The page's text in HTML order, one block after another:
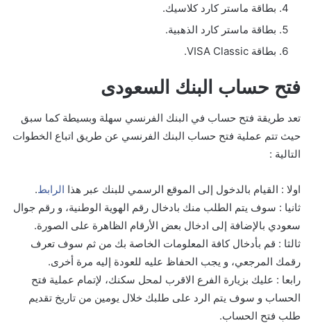
بطاقة ماستر كارد كلاسيك.
بطاقة ماستر كارد الذهبية.
بطاقة VISA Classic.
فتح حساب البنك السعودى
تعد طريقة فتح حساب في البنك الفرنسي سهلة وبسيطة كما سبق
حيث تتم عملية فتح حساب البنك الفرنسي عن طريق اتباع الخطوات
التالية :
اولا : القيام بالدخول إلى الموقع الرسمي للبنك عبر هذا الرابط.
ثانيا : سوف يتم الطلب منك بادخال رقم الهوية الوطنية، و رقم جوال
سعودي بالإضافة إلى ادخال بعض الأرقام الظاهرة على الصورة.
ثالثا : قم بأدخال كافة المعلومات الخاصة بك من ثم سوف تعرف
رقمك المرجعي، و يجب الحفاظ عليه للعودة إليه مرة أخرى.
رابعا : عليك بزيارة الفرع الاقرب لمحل سكنك، لإتمام عملية فتح
الحساب و سوف يتم الرد على طلبك خلال يومين من تاريخ تقديم
طلب فتح الحساب.